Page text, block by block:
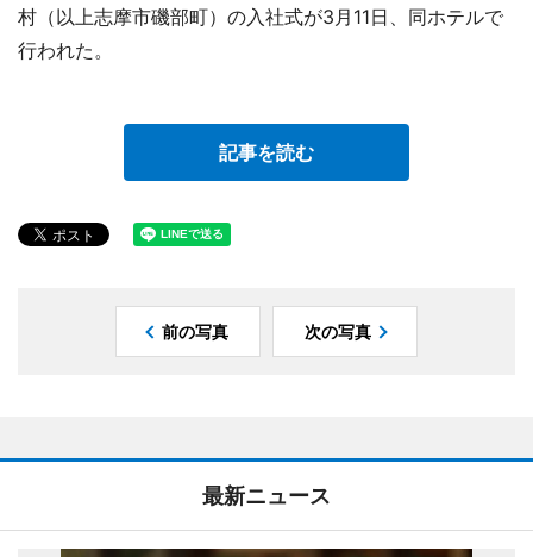
村（以上志摩市磯部町）の入社式が3月11日、同ホテルで
行われた。
記事を読む
前の写真 次の写真
最新ニュース